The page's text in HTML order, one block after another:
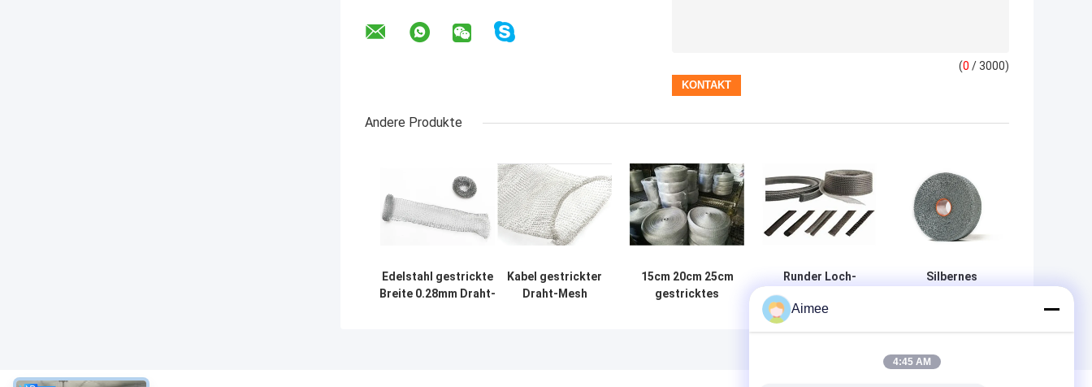
(0 / 3000)
Andere Produkte
Edelstahl gestrickte
Breite 0.28mm Draht-
Kabel gestrickter
Draht-Mesh
15cm 20cm 25cm
gestricktes
Runder Loch-
Kern-Draht Mesh
Tape, Monel, der
Mesh Tape 0.08-
Silbernes
Tapes 2m 3m
Aimee
4:45 AM